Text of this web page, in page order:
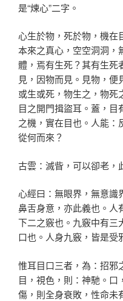
是“煉心”二字。
心生於物，死於物，機在
本來之真心，空空洞洞，
體，焉有生死？其有生死
見，因物而見。見物，便
或生或死，物生之，物死
目之開門揖盜耳。蓋，
之機，實在目也。人能：
從何而來？
古雲：滅眥，可以卻老，
心經曰：無眼界，無意識
鼻舌身意，亦此義也。人
下二之竅也。九竅中有三
口也。人身九竅，皆是受
惟耳目口三者，為：招邪
目，視色，則：神馳。
傷，則全身衰敗，性命未